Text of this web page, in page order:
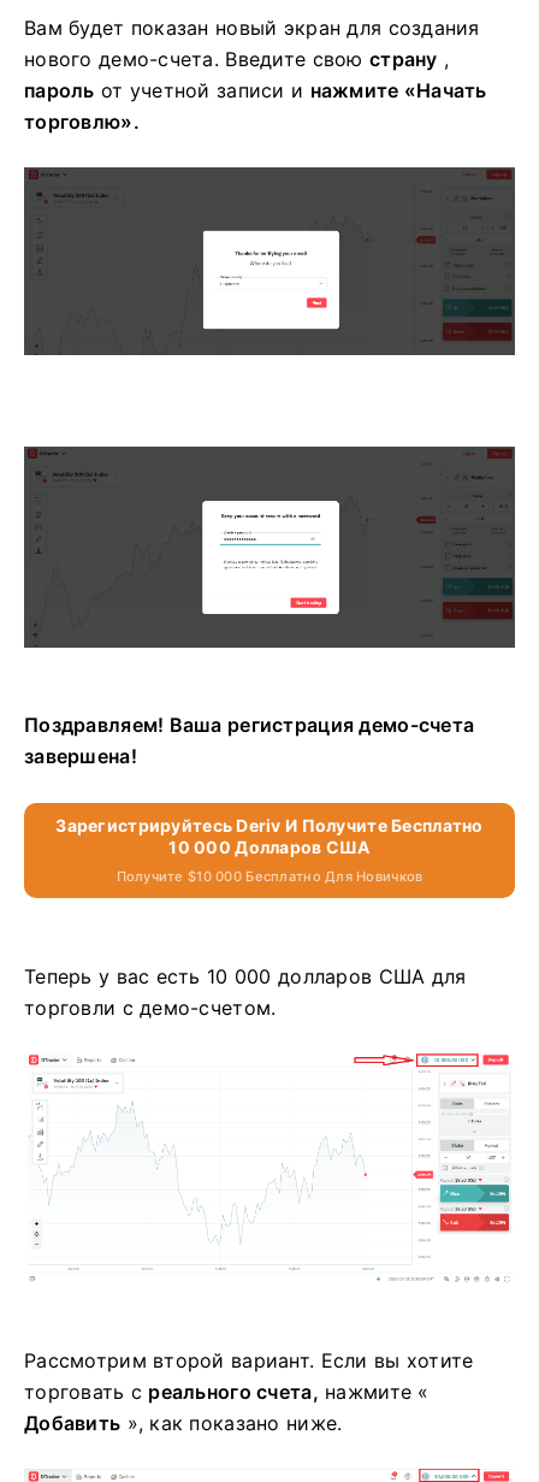
Вам будет показан новый экран для создания
нового демо-счета. Введите свою страну ,
пароль от учетной записи и нажмите «Начать
торговлю».
Поздравляем! Ваша регистрация демо-счета
завершена!
Зарегистрируйтесь Deriv И Получите Бесплатно
10 000 Долларов США
Получите $10 000 Бесплатно Для Новичков
Теперь у вас есть 10 000 долларов США для
торговли с демо-счетом.
Рассмотрим второй вариант. Если вы хотите
торговать с реального счета, нажмите «
Добавить », как показано ниже.